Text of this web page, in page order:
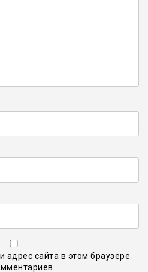
адрес сайта в этом браузере